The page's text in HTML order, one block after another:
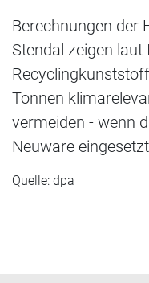
Berechnungen der
Stendal zeigen laut
Tonnen
vermeiden - wenn
Neuware
Quelle: dpa